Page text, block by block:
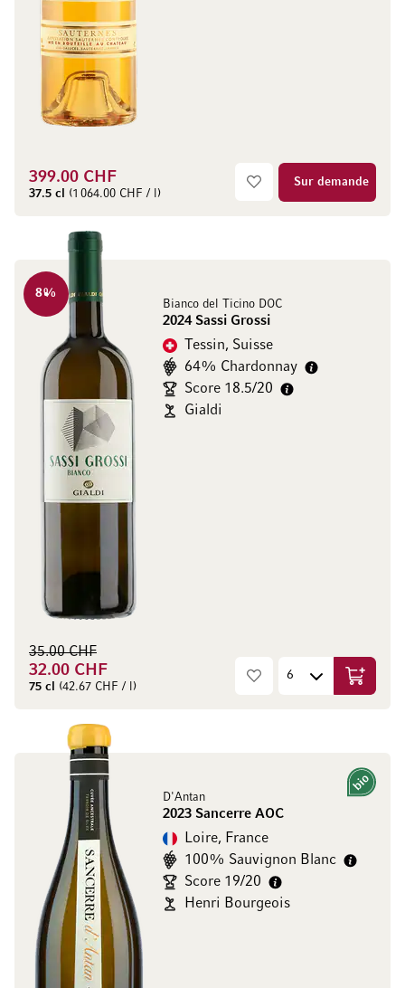
399.00 CHF
37.5 cl (1 064.00 CHF / l)
Sur demande
Bianco del Ticino DOC
2024 Sassi Grossi
8%
Tessin, Suisse
64% Chardonnay
Score 18.5/20
Gialdi
32.00 CHF
35.00 CHF
75 cl (42.67 CHF / l) Ajouter
D'Antan
2023 Sancerre AOC
Bio
Loire, France
100% Sauvignon Blanc
Score 19/20
Henri Bourgeois